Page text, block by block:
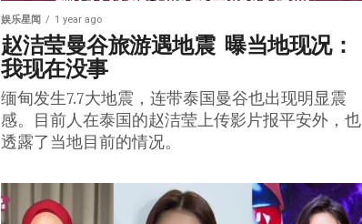
娱乐星闻 1 year ago
赵洁莹曼谷旅游遇地震  曝当地现况：
我现在没事
缅甸发生7.7大地震，连带泰国曼谷也出现明显震
感。目前人在泰国的赵洁莹上传影片报平安外，也
透露了当地目前的情况。